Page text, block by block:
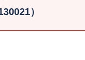
）